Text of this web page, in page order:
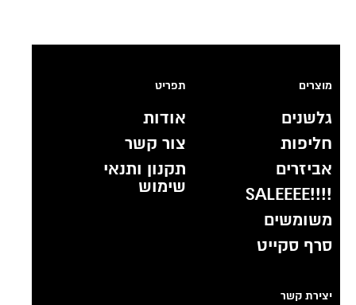
מוצרים
גלשנים
חליפות
אביזרים
!!!!SALEEEE
משומשים
סרף סקייט
תפריט
אודות
צור קשר
תקנון ותנאי
שימוש
יצירת קשר